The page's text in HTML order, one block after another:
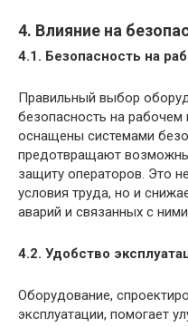
4. Влияние на
4.1. Безопасность на
Правильный выбор
безопасность на
оснащены системами
предотвращают
защиту операторов. Это
условия труда, но и
аварий и связанных с
4.2. Удобство
Оборудование,
эксплуатации, помогает